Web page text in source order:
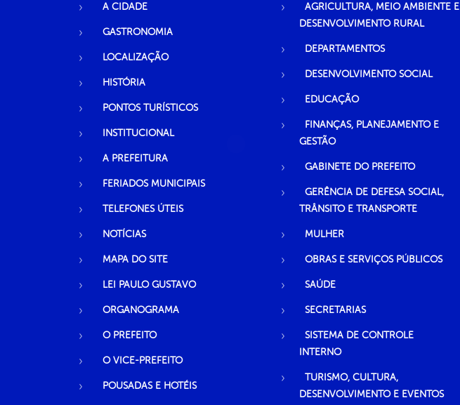
A CIDADE
GASTRONOMIA
LOCALIZAÇÃO
HISTÓRIA
PONTOS TURÍSTICOS
INSTITUCIONAL
A PREFEITURA
FERIADOS MUNICIPAIS
TELEFONES ÚTEIS
NOTÍCIAS
MAPA DO SITE
LEI PAULO GUSTAVO
ORGANOGRAMA
O PREFEITO
O VICE-PREFEITO
POUSADAS E HOTÉIS
AGRICULTURA, MEIO AMBIENTE E
DESENVOLVIMENTO RURAL
DEPARTAMENTOS
DESENVOLVIMENTO SOCIAL
EDUCAÇÃO
FINANÇAS, PLANEJAMENTO E
GESTÃO
GABINETE DO PREFEITO
GERÊNCIA DE DEFESA SOCIAL,
TRÂNSITO E TRANSPORTE
MULHER
OBRAS E SERVIÇOS PÚBLICOS
SAÚDE
SECRETARIAS
SISTEMA DE CONTROLE
INTERNO
TURISMO, CULTURA,
DESENVOLVIMENTO E EVENTOS